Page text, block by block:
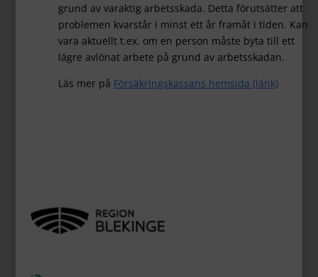
grund av varaktig arbetsskada. Detta förutsätter att
problemen kvarstår i minst ett år framåt i tiden. Kan
vara aktuellt t.ex. om en person måste byta till ett
lägre avlönat arbete på grund av arbetsskadan.
Läs mer på Försäkringskassans hemsida (länk)